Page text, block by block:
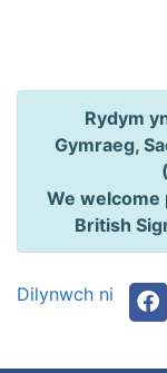
Rydym
Gymraeg,
We welcome
British
Dilynwch ni